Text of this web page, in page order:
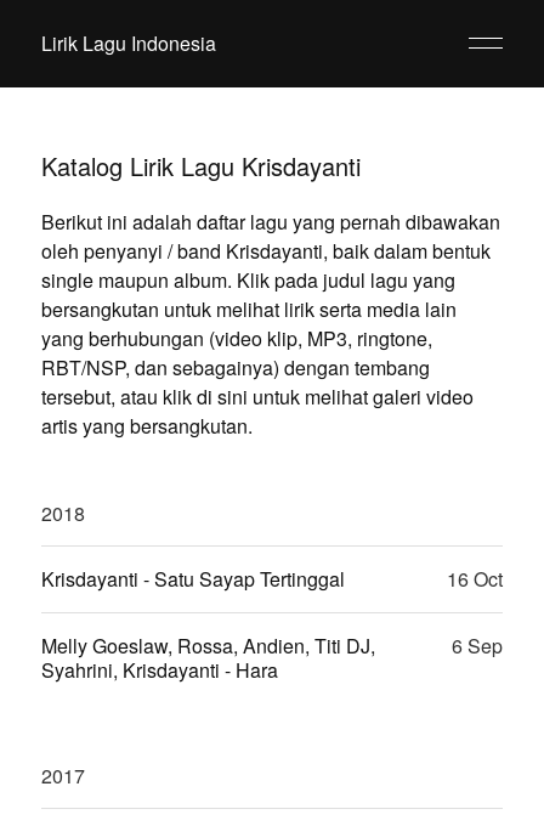
Lirik Lagu Indonesia
Katalog Lirik Lagu Krisdayanti
Berikut ini adalah daftar lagu yang pernah dibawakan
oleh penyanyi / band Krisdayanti, baik dalam bentuk
single maupun album. Klik pada judul lagu yang
bersangkutan untuk melihat lirik serta media lain
yang berhubungan (video klip, MP3, ringtone,
RBT/NSP, dan sebagainya) dengan tembang
tersebut, atau klik di sini untuk melihat galeri video
artis yang bersangkutan.
2018
Krisdayanti - Satu Sayap Tertinggal 16 Oct
Melly Goeslaw, Rossa, Andien, Titi DJ,
Syahrini, Krisdayanti - Hara
6 Sep
2017